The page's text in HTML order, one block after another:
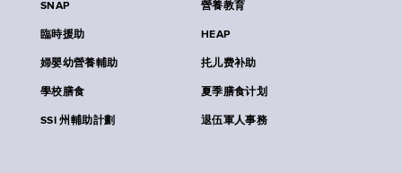
SNAP 營養教育
臨時援助 HEAP
婦嬰幼營養輔助 扥儿费补助
學校膳食 夏季膳食计划
SSI 州輔助計劃 退伍軍人事務